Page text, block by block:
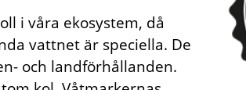
i våra ekosystem, då
vattnet är speciella. De
och landförhållanden.